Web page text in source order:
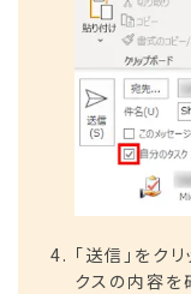
「送信」をク
クスの内容を